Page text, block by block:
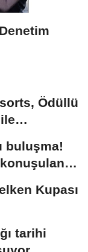
Ödüllü
buluşma!
Kupası
tarihi